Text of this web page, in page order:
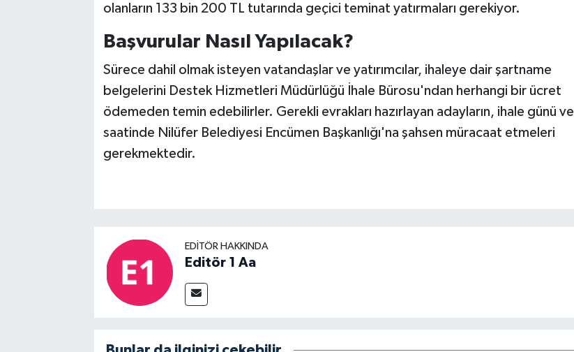
olanların 133 bin 200 TL tutarında geçici teminat yatırmaları gerekiyor.
Başvurular Nasıl Yapılacak?
Sürece dahil olmak isteyen vatandaşlar ve yatırımcılar, ihaleye dair şartname
belgelerini Destek Hizmetleri Müdürlüğü İhale Bürosu'ndan herhangi bir ücret
ödemeden temin edebilirler. Gerekli evrakları hazırlayan adayların, ihale günü ve
saatinde Nilüfer Belediyesi Encümen Başkanlığı'na şahsen müracaat etmeleri
gerekmektedir.
EDITÖR HAKKINDA
Editör 1 Aa